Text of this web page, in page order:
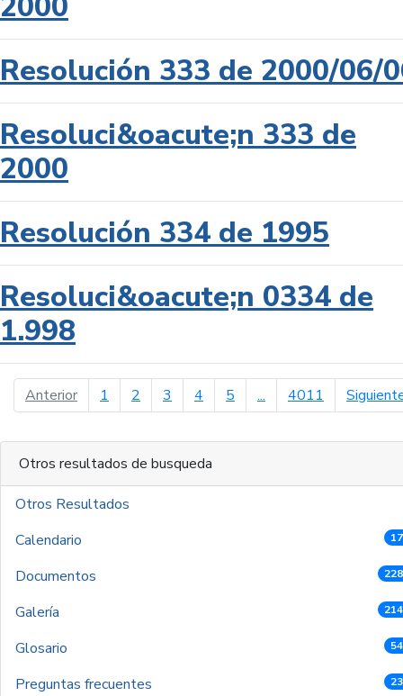
Resolución 333 de 2000/06/
Resoluci&oacute;n 333 de
2000
Resolución 334 de 1995
Resoluci&oacute;n 0334 de
1.998
Anteriorpágina anterior
1 2 3 4 5 ... 4011
Otros resultados de busqueda
Otros Resultados
Calendario
Documentos
Galería
Glosario
Preguntas frecuentes